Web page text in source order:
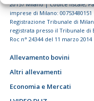
20157 Milano | Codice fiscale,
imprese di Milano: 00753480151
Registrazione Tribunale di
registrata presso il Tribunale di
Roc n° 24344 del 11 marzo 2014
Allevamento bovini
Altri allevamenti
Economia e Mercati